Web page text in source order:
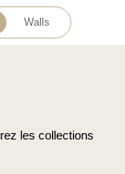
Walls
les collections